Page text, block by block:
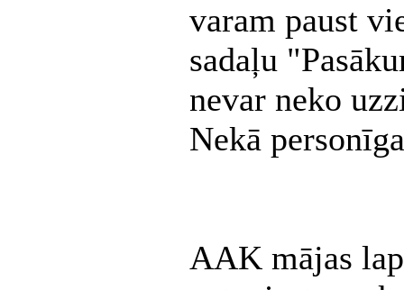
varam paust
sadaļu
nevar neko
Nekā
AAK mājas